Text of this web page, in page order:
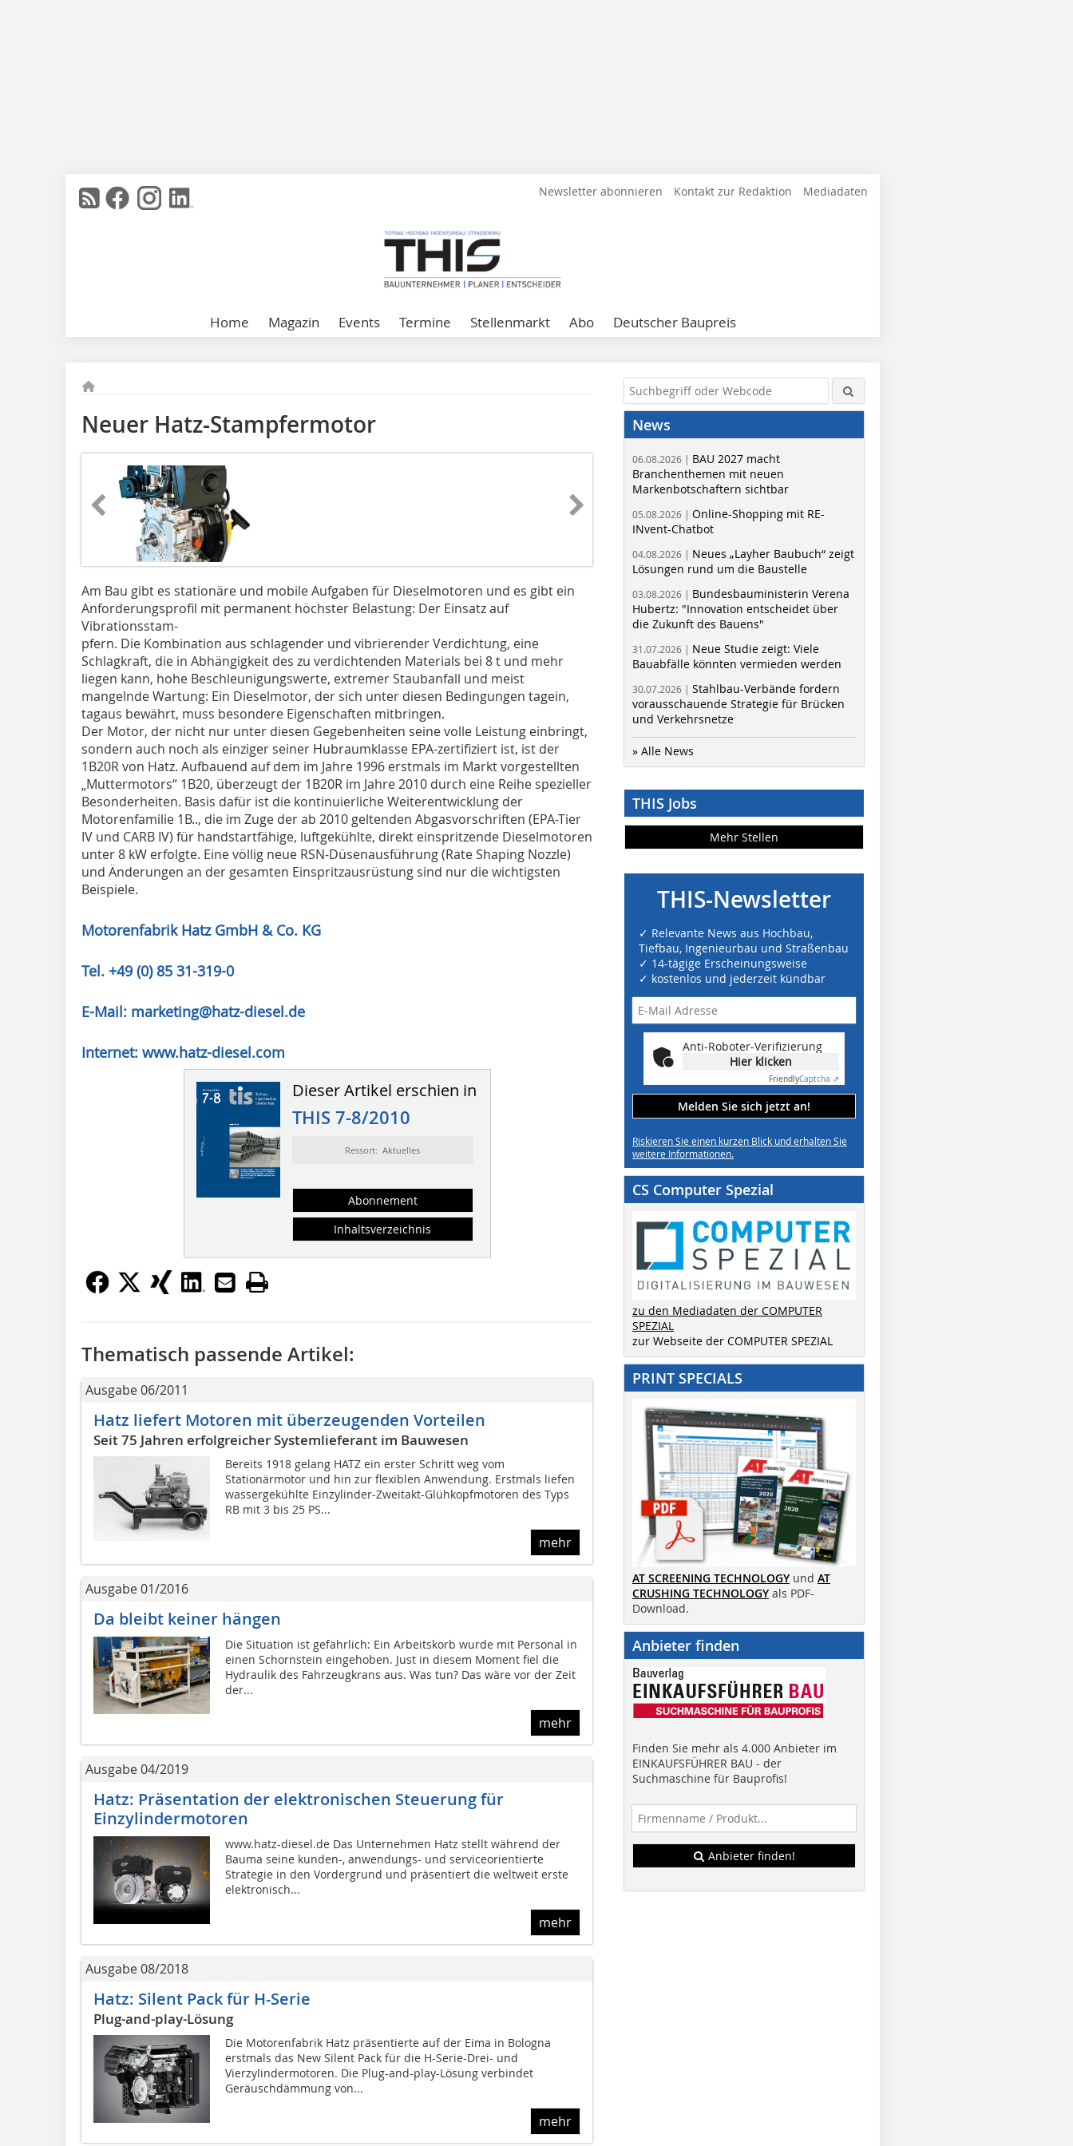
Newsletter abonnieren Kontakt zur Redaktion Mediadaten
Home Magazin Events Termine Stellenmarkt Abo Deutscher Baupreis
Neuer Hatz-Stampfermotor
Am Bau gibt es stationäre und mobile Aufgaben für Dieselmotoren und es gibt ein
Anforderungsprofil mit permanent höchster Belastung: Der Einsatz auf
Vibrationsstam-
pfern. Die Kombination aus schlagender und vibrierender Verdichtung, eine
Schlagkraft, die in Abhängigkeit des zu verdichtenden Materials bei 8 t und mehr
liegen kann, hohe Beschleunigungswerte, extremer Staubanfall und meist
mangelnde Wartung: Ein Dieselmotor, der sich unter diesen Bedingungen tagein,
tagaus bewährt, muss besondere Eigenschaften mitbringen.
Der Motor, der nicht nur unter diesen Gegebenheiten seine volle Leistung einbringt,
sondern auch noch als einziger seiner Hubraumklasse EPA-zertifiziert ist, ist der
1B20R von Hatz. Aufbauend auf dem im Jahre 1996 erstmals im Markt vorgestellten
„Muttermotors“ 1B20, überzeugt der 1B20R im Jahre 2010 durch eine Reihe spezieller
Besonderheiten. Basis dafür ist die kontinuierliche Weiterentwicklung der
Motorenfamilie 1B.., die im Zuge der ab 2010 geltenden Abgasvorschriften (EPA-Tier
IV und CARB IV) für handstartfähige, luftgekühlte, direkt einspritzende Dieselmotoren
unter 8 kW erfolgte. Eine völlig neue RSN-Düsenausführung (Rate Shaping Nozzle)
und Änderungen an der gesamten Einspritzausrüstung sind nur die wichtigsten
Beispiele.
Motorenfabrik Hatz GmbH & Co. KG
Tel. +49 (0) 85 31-319-0
E-Mail: marketing@hatz-diesel.de
Internet: www.hatz-diesel.com
Dieser Artikel erschien in
THIS 7-8/2010
Ressort: Aktuelles
Abonnement
Inhaltsverzeichnis
Thematisch passende Artikel:
Ausgabe 06/2011
Hatz liefert Motoren mit überzeugenden Vorteilen
Seit 75 Jahren erfolgreicher Systemlieferant im Bauwesen
Bereits 1918 gelang HATZ ein erster Schritt weg vom
Stationärmotor und hin zur flexiblen Anwendung. Erstmals liefen
wassergekühlte Einzylinder-Zweitakt-Glühkopfmotoren des Typs
RB mit 3 bis 25 PS...
mehr
Ausgabe 01/2016
Da bleibt keiner hängen
Die Situation ist gefährlich: Ein Arbeitskorb wurde mit Personal in
einen Schornstein eingehoben. Just in diesem Moment fiel die
Hydraulik des Fahrzeugkrans aus. Was tun? Das wäre vor der Zeit
der...
mehr
Ausgabe 04/2019
Hatz: Präsentation der elektronischen Steuerung für
Einzylindermotoren
www.hatz-diesel.de Das Unternehmen Hatz stellt während der
Bauma seine kunden-, anwendungs- und serviceorientierte
Strategie in den Vordergrund und präsentiert die weltweit erste
elektronisch...
mehr
Ausgabe 08/2018
Hatz: Silent Pack für H-Serie
Plug-and-play-Lösung
Die Motorenfabrik Hatz präsentierte auf der Eima in Bologna
erstmals das New Silent Pack für die H-Serie-Drei- und
Vierzylindermotoren. Die Plug-and-play-Lösung verbindet
Geräuschdämmung von...
mehr
News
06.08.2026 | BAU 2027 macht
Branchenthemen mit neuen
Markenbotschaftern sichtbar
05.08.2026 | Online-Shopping mit RE-
INvent-Chatbot
04.08.2026 | Neues „Layher Baubuch“ zeigt
Lösungen rund um die Baustelle
03.08.2026 | Bundesbauministerin Verena
Hubertz: "Innovation entscheidet über
die Zukunft des Bauens"
31.07.2026 | Neue Studie zeigt: Viele
Bauabfälle könnten vermieden werden
30.07.2026 | Stahlbau-Verbände fordern
vorausschauende Strategie für Brücken
und Verkehrsnetze
» Alle News
THIS Jobs
Mehr Stellen
THIS-Newsletter
✓ Relevante News aus Hochbau,
Tiefbau, Ingenieurbau und Straßenbau
✓ 14-tägige Erscheinungsweise
✓ kostenlos und jederzeit kündbar
Anti-Roboter-Verifizierung
Hier klicken
FriendlyCaptcha ⇗
Melden Sie sich jetzt an!
Riskieren Sie einen kurzen Blick und erhalten Sie
weitere Informationen.
CS Computer Spezial
zu den Mediadaten der COMPUTER
SPEZIAL
zur Webseite der COMPUTER SPEZIAL
PRINT SPECIALS
AT SCREENING TECHNOLOGY und AT
CRUSHING TECHNOLOGY als PDF-
Download.
Anbieter finden
Finden Sie mehr als 4.000 Anbieter im
EINKAUFSFÜHRER BAU - der
Suchmaschine für Bauprofis!
Anbieter finden!